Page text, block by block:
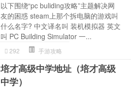
以下围绕“pc buliding攻略”主题解决网
友的困惑 steam上那个拆电脑的游戏叫
什么名字? 中文译名叫 装机模拟器 英文
叫 PC Building Simulator 一...
292 手游攻略
培才高级中学地址（培才高级
中学）